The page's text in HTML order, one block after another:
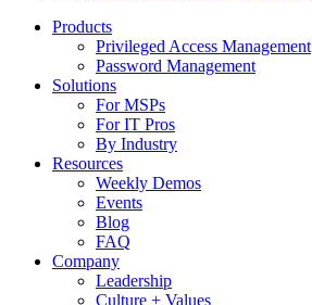
Products
Privileged Access Management
Password Management
Solutions
For MSPs
For IT Pros
By Industry
Resources
Weekly Demos
Events
Blog
FAQ
Company
Leadership
Culture + Values